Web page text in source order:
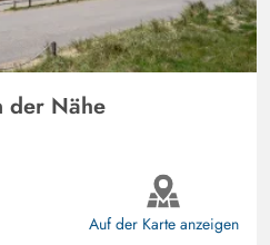
der Nähe
Auf der Karte anzeigen